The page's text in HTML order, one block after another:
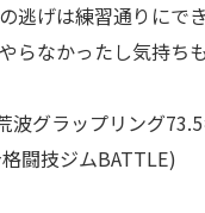
逃げは練習通りにで
らなかったし気持ち
波グラップリング
闘技ジムBATTLE)